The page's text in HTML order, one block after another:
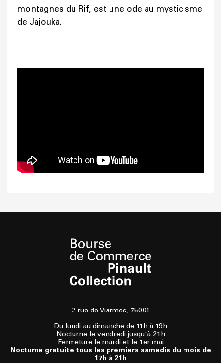
montagnes du Rif, est une ode au mysticisme
de Jajouka.
2 rue de Viarmes, 75001
Du lundi au dimanche de 11h à 19h
Nocturne le vendredi jusqu'à 21h
Fermeture le mardi et le 1er mai
Nocturne gratuite tous les premiers samedis du mois de
17h à 21h